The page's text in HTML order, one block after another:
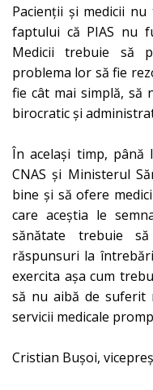
Pacienții și medicii
faptului că PIAS nu
Medicii trebuie să
problema lor să fie
fie cât mai simplă, să
birocratic și
În același timp, până
CNAS și Ministerul
bine și să ofere
care aceștia le
sănătate trebuie
răspunsuri la
exercita așa cum
să nu aibă de suferit
servicii medicale
Cristian Bușoi,